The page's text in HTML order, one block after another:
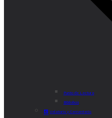
Punto de Lectura
Bibliobús
Velatorio y Cementerio